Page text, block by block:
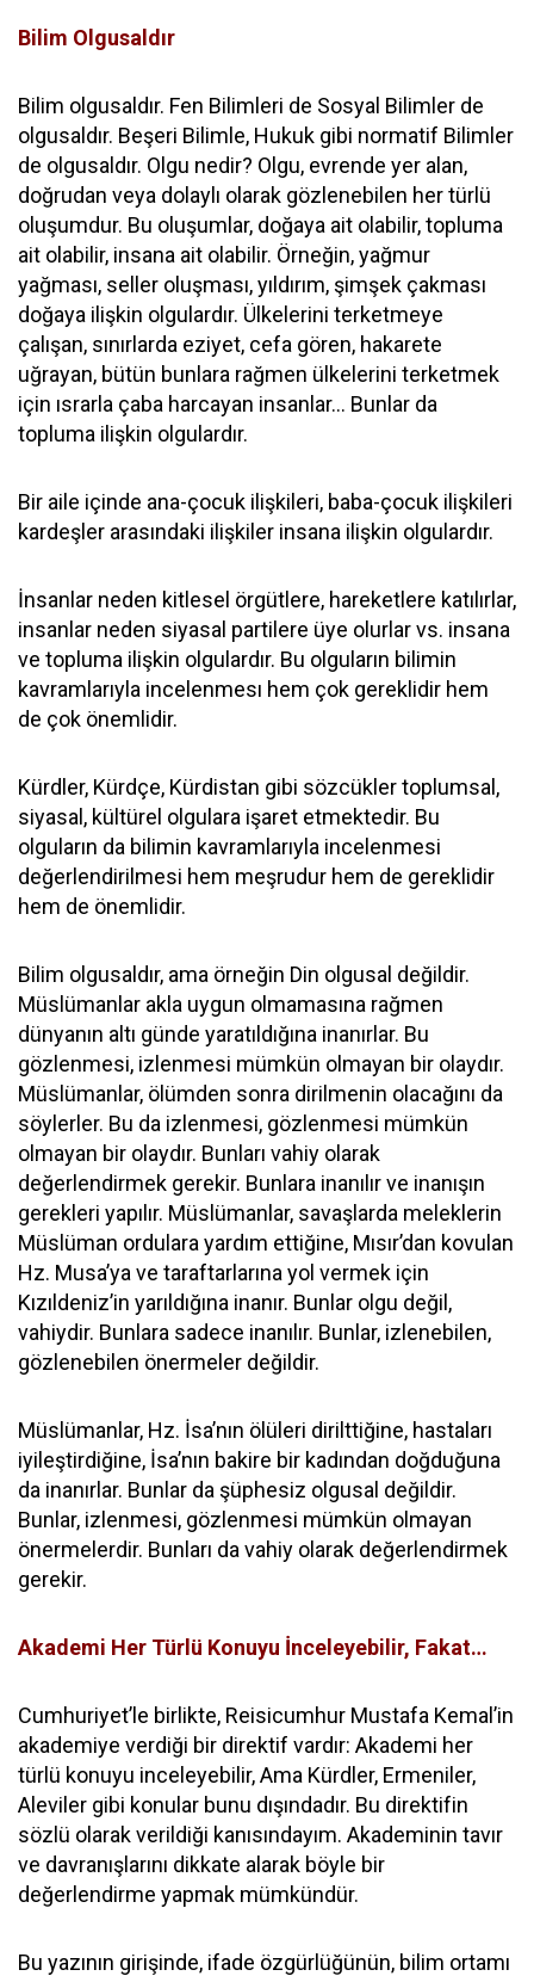
Bilim Olgusaldır
Bilim olgusaldır. Fen Bilimleri de Sosyal Bilimler de
olgusaldır. Beşeri Bilimle, Hukuk gibi normatif Bilimler
de olgusaldır. Olgu nedir? Olgu, evrende yer alan,
doğrudan veya dolaylı olarak gözlenebilen her türlü
oluşumdur. Bu oluşumlar, doğaya ait olabilir, topluma
ait olabilir, insana ait olabilir. Örneğin, yağmur
yağması, seller oluşması, yıldırım, şimşek çakması
doğaya ilişkin olgulardır. Ülkelerini terketmeye
çalışan, sınırlarda eziyet, cefa gören, hakarete
uğrayan, bütün bunlara rağmen ülkelerini terketmek
için ısrarla çaba harcayan insanlar… Bunlar da
topluma ilişkin olgulardır.
Bir aile içinde ana-çocuk ilişkileri, baba-çocuk ilişkileri
kardeşler arasındaki ilişkiler insana ilişkin olgulardır.
İnsanlar neden kitlesel örgütlere, hareketlere katılırlar,
insanlar neden siyasal partilere üye olurlar vs. insana
ve topluma ilişkin olgulardır. Bu olguların bilimin
kavramlarıyla incelenmesı hem çok gereklidir hem
de çok önemlidir.
Kürdler, Kürdçe, Kürdistan gibi sözcükler toplumsal,
siyasal, kültürel olgulara işaret etmektedir. Bu
olguların da bilimin kavramlarıyla incelenmesi
değerlendirilmesi hem meşrudur hem de gereklidir
hem de önemlidir.
Bilim olgusaldır, ama örneğin Din olgusal değildir.
Müslümanlar akla uygun olmamasına rağmen
dünyanın altı günde yaratıldığına inanırlar. Bu
gözlenmesi, izlenmesi mümkün olmayan bir olaydır.
Müslümanlar, ölümden sonra dirilmenin olacağını da
söylerler. Bu da izlenmesi, gözlenmesi mümkün
olmayan bir olaydır. Bunları vahiy olarak
değerlendirmek gerekir. Bunlara inanılır ve inanışın
gerekleri yapılır. Müslümanlar, savaşlarda meleklerin
Müslüman ordulara yardım ettiğine, Mısır’dan kovulan
Hz. Musa’ya ve taraftarlarına yol vermek için
Kızıldeniz’in yarıldığına inanır. Bunlar olgu değil,
vahiydir. Bunlara sadece inanılır. Bunlar, izlenebilen,
gözlenebilen önermeler değildir.
Müslümanlar, Hz. İsa’nın ölüleri dirilttiğine, hastaları
iyileştirdiğine, İsa’nın bakire bir kadından doğduğuna
da inanırlar. Bunlar da şüphesiz olgusal değildir.
Bunlar, izlenmesi, gözlenmesi mümkün olmayan
önermelerdir. Bunları da vahiy olarak değerlendirmek
gerekir.
Akademi Her Türlü Konuyu İnceleyebilir, Fakat…
Cumhuriyet’le birlikte, Reisicumhur Mustafa Kemal’in
akademiye verdiği bir direktif vardır: Akademi her
türlü konuyu inceleyebilir, Ama Kürdler, Ermeniler,
Aleviler gibi konular bunu dışındadır. Bu direktifin
sözlü olarak verildiği kanısındayım. Akademinin tavır
ve davranışlarını dikkate alarak böyle bir
değerlendirme yapmak mümkündür.
Bu yazının girişinde, ifade özgürlüğünün, bilim ortamı